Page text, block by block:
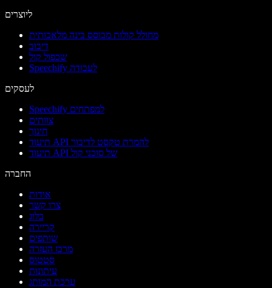
ליוצרים
מחולל קולות מבוסס בינה מלאכותית
דיבוב
שכפול קול
Speechify לעבודה
לעסקים
Speechify למפתחים
צוותים
חינוך
תיעוד API להמרת טקסט לדיבור
תיעוד API של סוכני קול
החברה
אודות
צרו קשר
בלוג
קריירה
שותפים
מרכז העזרה
סטטוס
עיתונות
ערכת המותג